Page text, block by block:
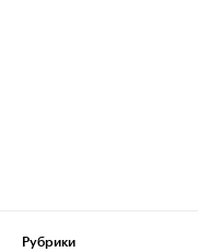
Рубрики